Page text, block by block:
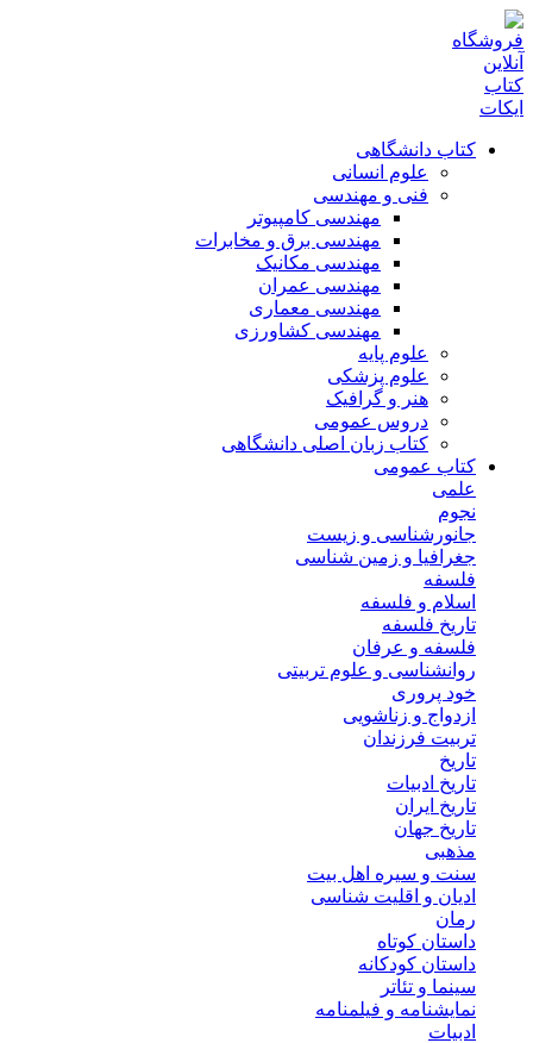
کتاب دانشگاهی
علوم انسانی
فنی و مهندسی
مهندسی کامپیوتر
مهندسی برق و مخابرات
مهندسی مکانیک
مهندسی عمران
مهندسی معماری
مهندسی کشاورزی
علوم پایه
علوم پزشکی
هنر و گرافیک
دروس عمومی
کتاب زبان اصلی دانشگاهی
کتاب عمومی
علمی
نجوم
جانورشناسی و زیست
جغرافیا و زمین شناسی
فلسفه
اسلام و فلسفه
تاریخ فلسفه
فلسفه و عرفان
روانشناسی و علوم تربیتی
خود پروری
ازدواج و زناشویی
تربیت فرزندان
تاریخ
تاریخ ادبیات
تاریخ ایران
تاریخ جهان
مذهبی
سنت و سیره اهل بیت
ادیان و اقلیت شناسی
رمان
داستان کوتاه
داستان کودکانه
سینما و تئاتر
نمایشنامه و فیلمنامه
ادبیات